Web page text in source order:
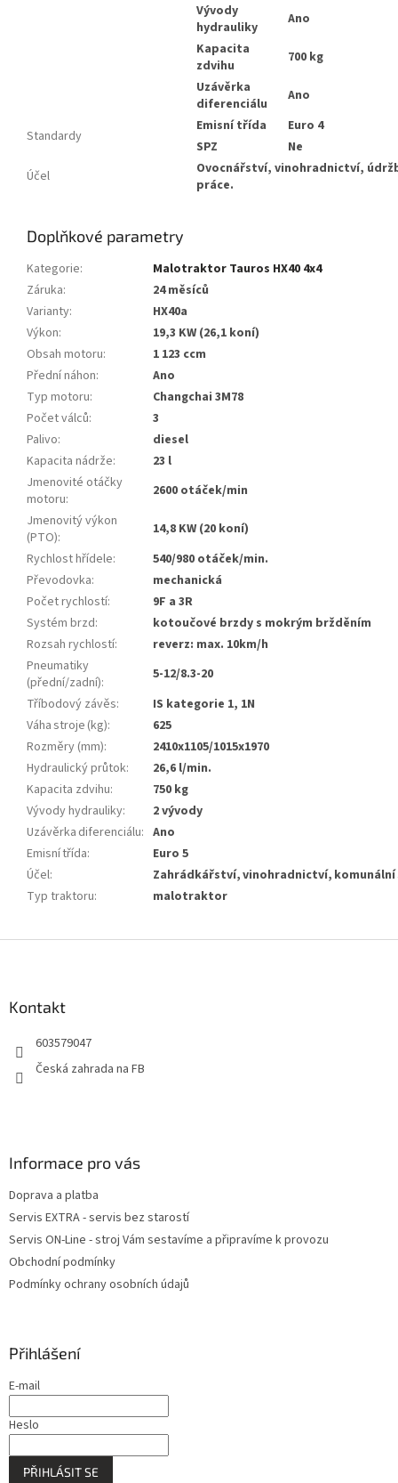
Vývody
hydrauliky
Ano
Kapacita
zdvihu
700 kg
Uzávěrka
diferenciálu
Ano
Standardy
Emisní třída
Euro 4
SPZ
Ne
Účel
Ovocnářství, vinohradnictví,
práce.
Doplňkové parametry
Kategorie:
Malotraktor Tauros HX40 4x4
Záruka:
24 měsíců
Varianty:
HX40a
Výkon:
19,3 KW (26,1 koní)
Obsah motoru:
1 123 ccm
Přední náhon:
Ano
Typ motoru:
Changchai 3M78
Počet válců:
3
Palivo:
diesel
Kapacita nádrže:
23 l
Jmenovité otáčky
motoru:
2600 otáček/min
Jmenovitý výkon
(PTO):
14,8 KW (20 koní)
Rychlost hřídele:
540/980 otáček/min.
Převodovka:
mechanická
Počet rychlostí:
9F a 3R
Systém brzd:
kotoučové brzdy s mokrým bržděním
Rozsah rychlostí:
reverz: max. 10km/h
Pneumatiky
(přední/zadní):
5-12/8.3-20
Tříbodový závěs:
IS kategorie 1, 1N
Váha stroje (kg):
625
Rozměry (mm):
2410x1105/1015x1970
Hydraulický průtok:
26,6 l/min.
Kapacita zdvihu:
750 kg
Vývody hydrauliky:
2 vývody
Uzávěrka diferenciálu: Ano
Emisní třída:
Euro 5
Účel:
Zahrádkářství, vinohradnictví, komunální
Typ traktoru: malotraktor
Kontakt
603579047
Česká zahrada na FB
Informace pro vás
Doprava a platba
Servis EXTRA - servis bez starostí
Servis ON-Line - stroj Vám sestavíme a připravíme k provozu
Obchodní podmínky
Podmínky ochrany osobních údajů
Přihlášení
E-mail
Heslo
PŘIHLÁSIT SE